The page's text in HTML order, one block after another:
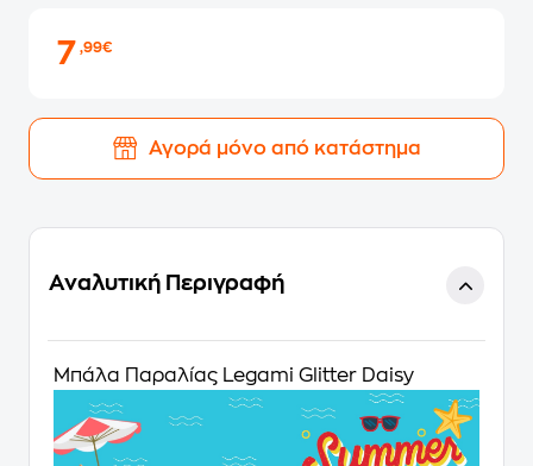
7,99€
Αγορά μόνο από κατάστημα
Αναλυτική Περιγραφή
Μπάλα Παραλίας Legami Glitter Daisy